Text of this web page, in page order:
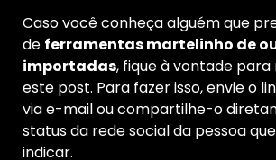
Caso você conheça alguém que
de ferramentas martelinho de
importadas, fique à vontade
este post. Para fazer isso, envie o
via e-mail ou compartilhe-o
status da rede social da pessoa
indicar.